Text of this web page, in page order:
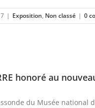
| Exposition, Non classé | 0
honoré au
du Musée national